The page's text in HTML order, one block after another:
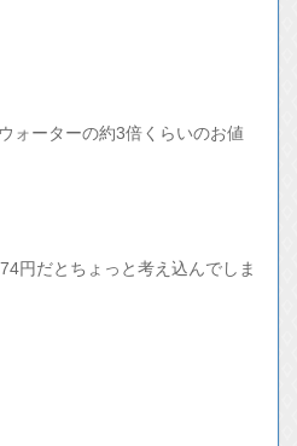
ォーターの約3倍くらいのお値
円だとちょっと考え込んでしま